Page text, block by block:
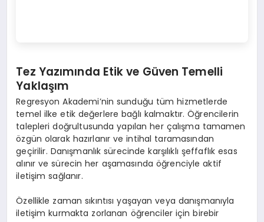
Tez Yazımında Etik ve Güven Temelli
Yaklaşım
Regresyon Akademi’nin sunduğu tüm hizmetlerde
temel ilke etik değerlere bağlı kalmaktır. Öğrencilerin
talepleri doğrultusunda yapılan her çalışma tamamen
özgün olarak hazırlanır ve intihal taramasından
geçirilir. Danışmanlık sürecinde karşılıklı şeffaflık esas
alınır ve sürecin her aşamasında öğrenciyle aktif
iletişim sağlanır.
Özellikle zaman sıkıntısı yaşayan veya danışmanıyla
iletişim kurmakta zorlanan öğrenciler için birebir